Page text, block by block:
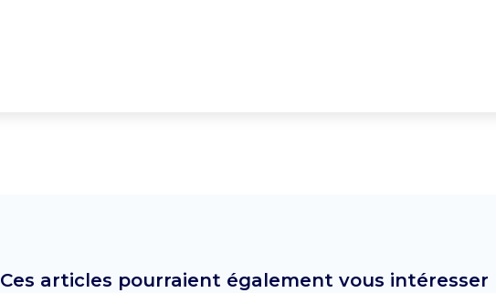
Ces articles pourraient également vous intéresser